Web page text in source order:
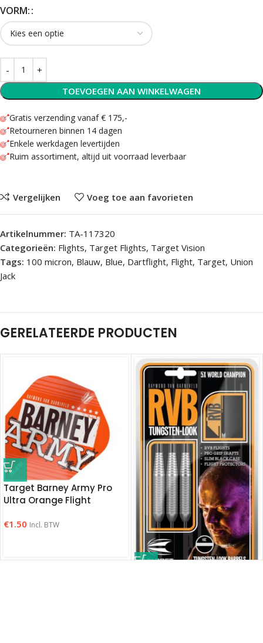
VORM:
TOEVOEGEN AAN WINKELWAGEN
Gratis verzending vanaf € 175,-
Retourneren binnen 14 dagen
Enkele werkdagen levertijden
Ruim assortiment, altijd uit voorraad leverbaar
Vergelijken Voeg toe aan favorieten
Artikelnummer: TA-117320
Categorieën: Flights, Target Flights, Target Vision
Tags: 100 micron, Blauw, Blue, Dartflight, Flight, Target, Union
Jack
GERELATEERDE PRODUCTEN
Target Barney Army Pro
Ultra Orange Flight
€1.50 Incl. BTW